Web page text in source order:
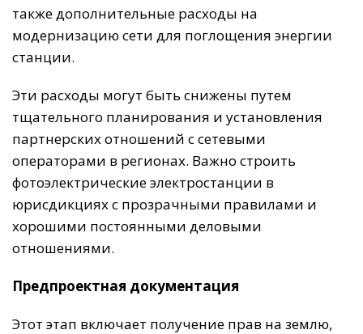
также дополнительные расходы на
модернизацию сети для поглощения энергии
станции.
Эти расходы могут быть снижены путем
тщательного планирования и установления
партнерских отношений с сетевыми
операторами в регионах. Важно строить
фотоэлектрические электростанции в
юрисдикциях с прозрачными правилами и
хорошими постоянными деловыми
отношениями.
Предпроектная документация
Этот этап включает получение прав на землю,